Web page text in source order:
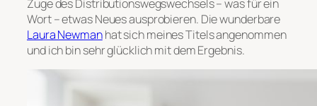
Zuge des Distributionswegswechsels – was für ein
Wort – etwas Neues ausprobieren. Die wunderbare
Laura Newmanhat sich meines Titels angenommen
und ich bin sehr glücklich mit dem Ergebnis.